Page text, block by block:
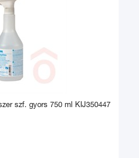
szf. gyors 750 ml KIJ350447